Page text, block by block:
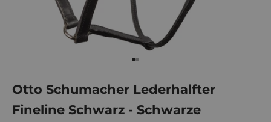
Gehe zu Element 1
Gehe zu Element 2
Otto Schumacher Lederhalfter
Fineline Schwarz - Schwarze